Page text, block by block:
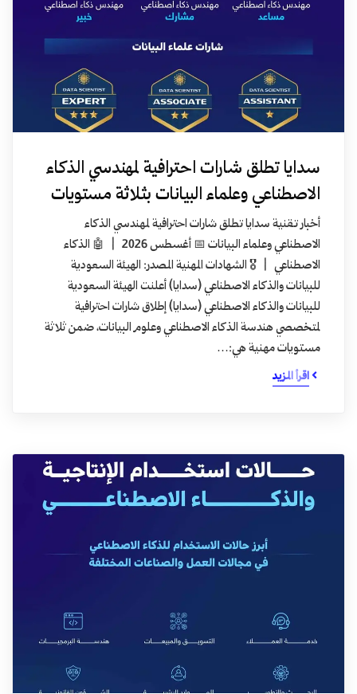
سدايا تطلق شارات احترافية لمهندسي الذكاء
الاصطناعي وعلماء البيانات بثلاثة مستويات
أخبار تقنية سدايا تطلق شارات احترافية لمهندسي الذكاء
الاصطناعي وعلماء البيانات 📅 أغسطس 2026 | 🤖 الذكاء
الاصطناعي | 🎖️ الشهادات المهنية المصدر: الهيئة السعودية
للبيانات والذكاء الاصطناعي (سدايا) أعلنت الهيئة السعودية
للبيانات والذكاء الاصطناعي (سدايا) إطلاق شارات احترافية
لمتخصصي هندسة الذكاء الاصطناعي وعلوم البيانات، ضمن ثلاثة
مستويات مهنية هي:…
اقرأ المزيد